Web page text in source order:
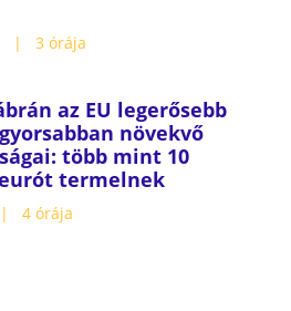
3 órája
az EU legerősebb
növekvő
több mint 10
termelnek
4 órája